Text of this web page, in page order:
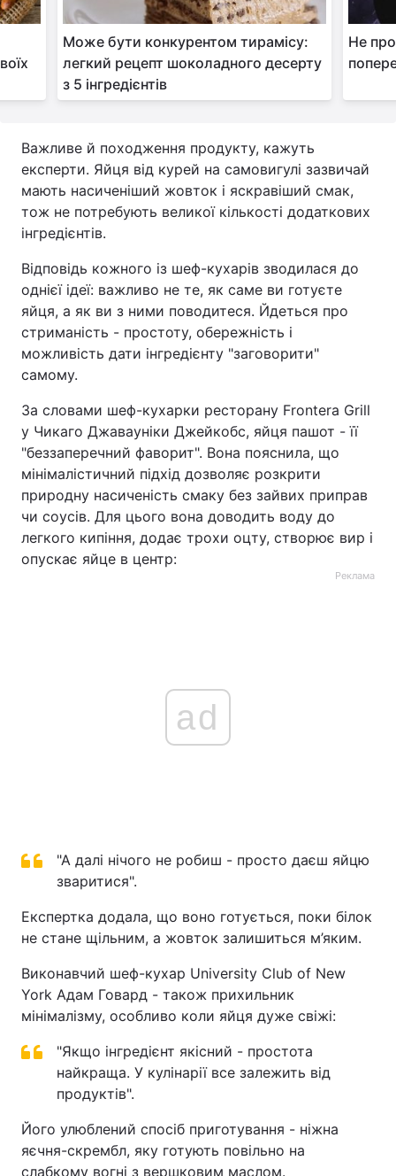
Може бути конкурентом тирамісу:
легкий рецепт шоколадного десерту
з 5 інгредієнтів
Не
Важливе й походження продукту, кажуть
експерти. Яйця від курей на самовигулі зазвичай
мають насиченіший жовток і яскравіший смак,
тож не потребують великої кількості додаткових
інгредієнтів.
Відповідь кожного із шеф-кухарів зводилася до
однієї ідеї: важливо не те, як саме ви готуєте
яйця, а як ви з ними поводитеся. Йдеться про
стриманість - простоту, обережність і
можливість дати інгредієнту "заговорити"
самому.
За словами шеф-кухарки ресторану Frontera Grill
у Чикаго Джавауніки Джейкобс, яйця пашот - її
"беззаперечний фаворит". Вона пояснила, що
мінімалістичний підхід дозволяє розкрити
природну насиченість смаку без зайвих приправ
чи соусів. Для цього вона доводить воду до
легкого кипіння, додає трохи оцту, створює вир і
опускає яйце в центр:
Реклама
ad
"А далі нічого не робиш - просто даєш яйцю
зваритися".
Експертка додала, що воно готується, поки білок
не стане щільним, а жовток залишиться м’яким.
Виконавчий шеф-кухар University Club of New
York Адам Говард - також прихильник
мінімалізму, особливо коли яйця дуже свіжі:
"Якщо інгредієнт якісний - простота
найкраща. У кулінарії все залежить від
продуктів".
Його улюблений спосіб приготування - ніжна
яєчня-скрембл, яку готують повільно на
слабкому вогні з вершковим маслом.